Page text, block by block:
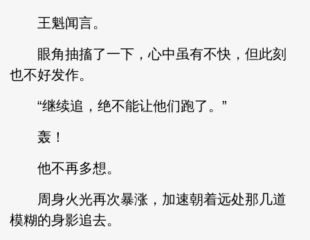
王魁闻言。
眼角抽搐了一下，心中虽有不快，但此刻
也不好发作。
“继续追，绝不能让他们跑了。”
轰！
他不再多想。
周身火光再次暴涨，加速朝着远处那几道
模糊的身影追去。